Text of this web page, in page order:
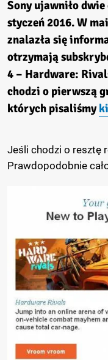
Sony ujawniło
styczeń 2016. W
znalazła się
otrzymają
4 – Hardware:
chodzi o pierwszą
których pisaliśmy
Jeśli chodzi o resztę
Prawdopodobnie